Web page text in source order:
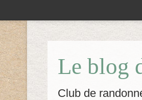
Le blog
Club de